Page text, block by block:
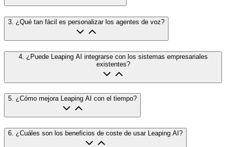
3 ¿Qué tan fácil es personalizar los agentes de voz?
4. ¿Puede Leaping AI integrarse con los sistemas empresariales
existentes?
5. ¿Cómo mejora Leaping AI con el tiempo?
6. ¿Cuáles son los beneficios de coste de usar Leaping AI?